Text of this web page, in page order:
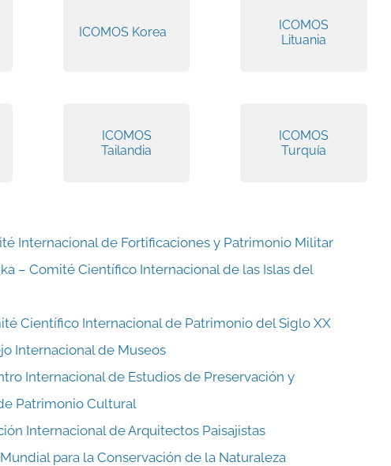
ICOMOS Korea
ICOMOS
Lituania
ICOMOS
Tailandia
ICOMOS
Turquía
Internacional de Fortificaciones y Patrimonio Militar
– Comité Científico Internacional de las Islas del
Científico Internacional de Patrimonio del Siglo XX
Internacional de Museos
Internacional de Estudios de Preservación y
Patrimonio Cultural
Internacional de Arquitectos Paisajistas
para la Conservación de la Naturaleza